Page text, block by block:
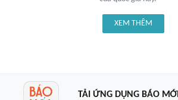
XEM THÊM
TẢI ỨNG DỤNG BÁO MỚI